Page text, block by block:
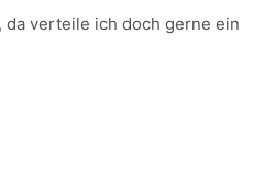
da verteile ich doch gerne ein